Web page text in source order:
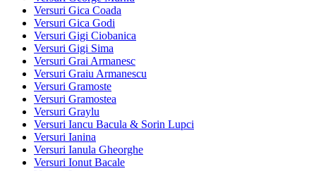
Versuri Gica Coada
Versuri Gica Godi
Versuri Gigi Ciobanica
Versuri Gigi Sima
Versuri Grai Armanesc
Versuri Graiu Armanescu
Versuri Gramoste
Versuri Gramostea
Versuri Graylu
Versuri Iancu Bacula & Sorin Lupci
Versuri Ianina
Versuri Ianula Gheorghe
Versuri Ionut Bacale